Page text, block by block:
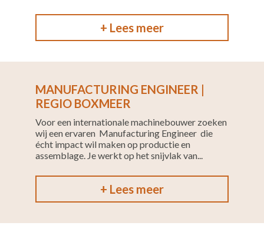
+ Lees meer
MANUFACTURING ENGINEER |
REGIO BOXMEER
Voor een internationale machinebouwer zoeken
wij een ervaren Manufacturing Engineer die
écht impact wil maken op productie en
assemblage. Je werkt op het snijvlak van...
+ Lees meer